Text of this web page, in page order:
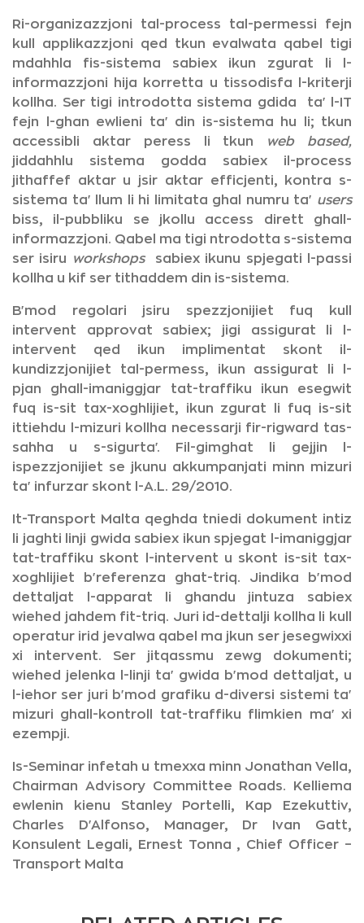
Ri-organizazzjoni tal-process tal-permessi fejn
kull applikazzjoni qed tkun evalwata qabel tigi
mdahhla fis-sistema sabiex ikun zgurat li l-
informazzjoni hija korretta u tissodisfa l-kriterji
kollha. Ser tigi introdotta sistema gdida ta' l-IT
fejn l-ghan ewlieni ta' din is-sistema hu li; tkun
accessibli aktar peress li tkun
web based,
jiddahhlu sistema godda sabiex il-process
jithaffef aktar u jsir aktar efficjenti, kontra s-
sistema ta' llum li hi limitata ghal numru ta' users
biss, il-pubbliku se jkollu access dirett ghall-
informazzjoni. Qabel ma tigi ntrodotta s-sistema
ser isiru
workshops
sabiex ikunu spjegati l-passi
kollha u kif ser tithaddem din is-sistema.
B'mod regolari jsiru spezzjonijiet fuq kull
intervent approvat sabiex; jigi assigurat li l-
intervent qed ikun implimentat skont il-
kundizzjonijiet tal-permess, ikun assigurat li l-
pjan ghall-imaniggjar tat-traffiku ikun esegwit
fuq is-sit tax-xoghlijiet, ikun zgurat li fuq is-sit
ittiehdu l-mizuri kollha necessarji fir-rigward tas-
sahha u s-sigurta'. Fil-gimghat li gejjin l-
ispezzjonijiet se jkunu akkumpanjati minn mizuri
ta' infurzar skont l-A.L. 29/2010.
It-Transport Malta qeghda tniedi dokument intiz
li jaghti linji gwida sabiex ikun spjegat l-imaniggjar
tat-traffiku skont l-intervent u skont is-sit tax-
xoghlijiet b'referenza ghat-triq. Jindika b'mod
dettaljat l-apparat li ghandu jintuza sabiex
wiehed jahdem fit-triq. Juri id-dettalji kollha li kull
operatur irid jevalwa qabel ma jkun ser jesegwixxi
xi intervent. Ser jitqassmu zewg dokumenti;
wiehed jelenka l-linji ta' gwida b'mod dettaljat, u
l-iehor ser juri b'mod grafiku d-diversi sistemi ta'
mizuri ghall-kontroll tat-traffiku flimkien ma' xi
ezempji.
Is-Seminar infetah u tmexxa minn Jonathan Vella,
Chairman Advisory Committee Roads. Kelliema
ewlenin kienu Stanley Portelli, Kap Ezekuttiv,
Charles D'Alfonso, Manager, Dr Ivan Gatt,
Konsulent Legali, Ernest Tonna , Chief Officer –
Transport Malta